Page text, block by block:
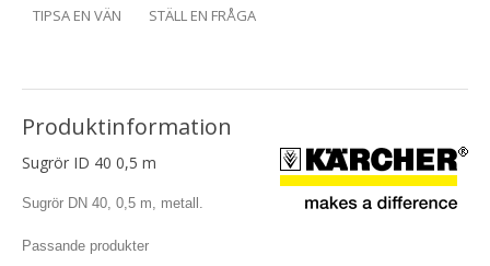
TIPSA EN VÄN STÄLL EN FRÅGA
Produktinformation
Sugrör ID 40 0,5 m
Sugrör DN 40, 0,5 m, metall.
Passande produkter